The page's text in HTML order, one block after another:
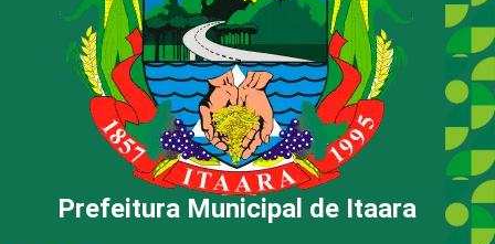
Prefeitura Municipal de Itaara